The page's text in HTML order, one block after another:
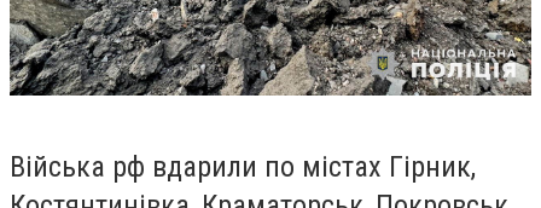
Війська рф вдарили по містах Гірник,